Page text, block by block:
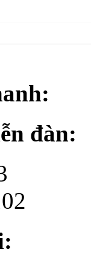
đàn: